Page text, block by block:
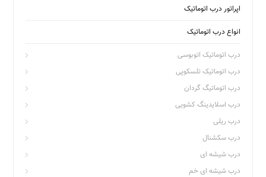
اپراتور درب اتوماتیک
انواع درب اتوماتیک
درب اتوماتیک اتوبوسی
درب اتوماتیک تلسکوپی
درب اتوماتیگ گردان
درب اسلایدینگ کشویی
درب ریلی
درب سکشنال
درب شیشه ای
درب شیشه ای خم